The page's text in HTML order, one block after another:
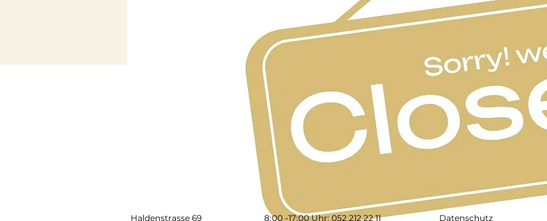
Haldenstrasse 69 ​​8:00 -17:00 Uhr: 052 212 22 11 Datenschutz